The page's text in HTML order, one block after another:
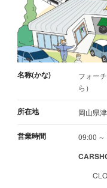
名称(かな)
フォー
ら）
所在地 岡山県
営業時間 09:00